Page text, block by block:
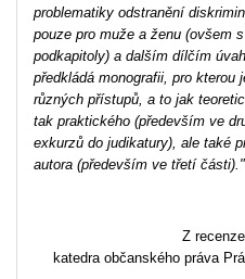
problematiky odstranění
pouze pro muže a ženu (ovšem
podkapitoly) a dalším dílčím
předkládá monografii, pro kterou
různých přístupů, a to jak
tak praktického (především ve
exkurzů do judikatury), ale také
autora (především ve třetí části)."
Z
katedra občanského práva